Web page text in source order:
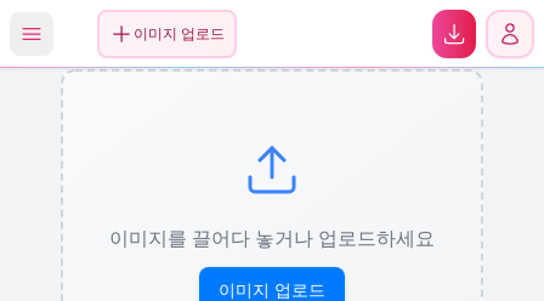
이미지 업로드
이미지를 끌어다 놓거나 업로드하세요
이미지 업로드